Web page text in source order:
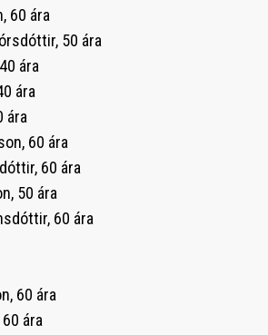
60 ára
50 ára
ára
ára
ára
60 ára
60 ára
50 ára
60 ára
60 ára
ára